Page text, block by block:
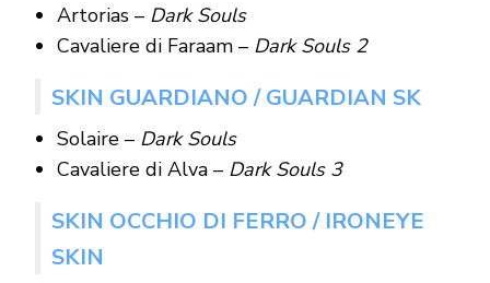
Artorias –Dark Souls
Cavaliere di Faraam – Dark Souls 2
SKIN GUARDIANO / GUARDIAN SK
Solaire – Dark Souls
Cavaliere di Alva – Dark Souls 3
SKIN OCCHIO DI FERRO / IRONEYE
SKIN